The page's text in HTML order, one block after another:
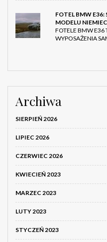
FOTEL BMW E36:
MODELU
FOTELE BMW E36
WYPOSAŻENIA
Archiwa
SIERPIEŃ 2026
LIPIEC 2026
CZERWIEC 2026
KWIECIEŃ 2023
MARZEC 2023
LUTY 2023
STYCZEŃ 2023